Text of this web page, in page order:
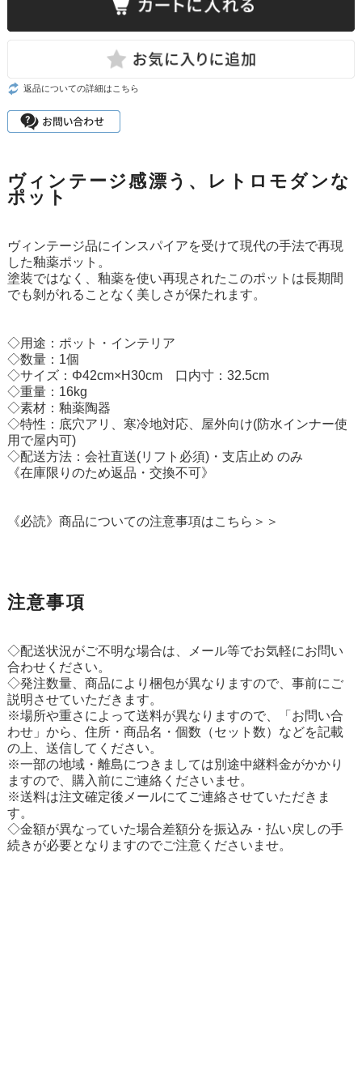
返品についての詳細はこちら
ヴィンテージ感漂う、レトロモダンな
ポット
ヴィンテージ品にインスパイアを受けて現代の手法で再現
した釉薬ポット。
塗装ではなく、釉薬を使い再現されたこのポットは長期間
でも剝がれることなく美しさが保たれます。
◇用途：ポット・インテリア
◇数量：1個
◇サイズ：Φ42cm×H30cm 口内寸：32.5cm
◇重量：16kg
◇素材：釉薬陶器
◇特性：底穴アリ、寒冷地対応、屋外向け(防水インナー使
用で屋内可)
◇配送方法：会社直送(リフト必須)・支店止め のみ
《在庫限りのため返品・交換不可》
《必読》商品についての注意事項はこちら＞＞
注意事項
◇配送状況がご不明な場合は、メール等でお気軽にお問い
合わせください。
◇発注数量、商品により梱包が異なりますので、事前にご
説明させていただきます。
※場所や重さによって送料が異なりますので、「お問い合
わせ」から、住所・商品名・個数（セット数）などを記載
の上、送信してください。
※一部の地域・離島につきましては別途中継料金がかかり
ますので、購入前にご連絡くださいませ。
※送料は注文確定後メールにてご連絡させていただきま
す。
◇金額が異なっていた場合差額分を振込み・払い戻しの手
続きが必要となりますのでご注意くださいませ。